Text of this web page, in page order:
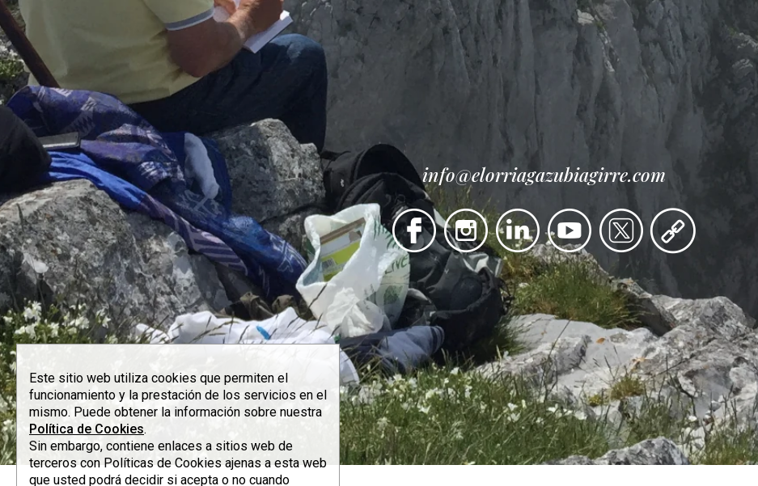
info@elorriagazubiagirre.com
Este sitio web utiliza cookies que permiten el
funcionamiento y la prestación de los servicios en el
mismo. Puede obtener la información sobre nuestra
Política de Cookies.
Sin embargo, contiene enlaces a sitios web de
terceros con Políticas de Cookies ajenas a esta web
que usted podrá decidir si acepta o no cuando